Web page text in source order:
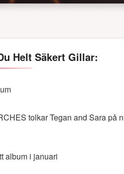
Helt Säkert Gillar:
tolkar Tegan and Sara på
album i januari